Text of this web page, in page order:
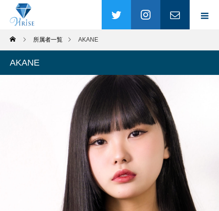
所属者一覧 AKANE
AKANE